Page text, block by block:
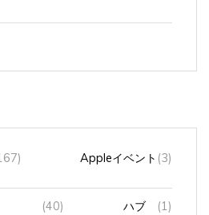
(40) ハブ (1)